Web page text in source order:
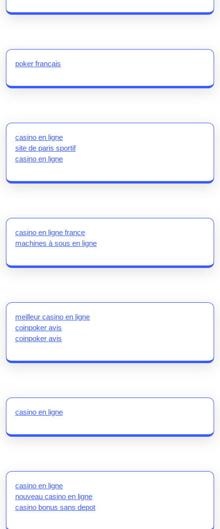
poker francais
casino en ligne
site de paris sportif
casino en ligne
casino en ligne france
machines à sous en ligne
meilleur casino en ligne
coinpoker avis
coinpoker avis
casino en ligne
casino en ligne
nouveau casino en ligne
casino bonus sans depot